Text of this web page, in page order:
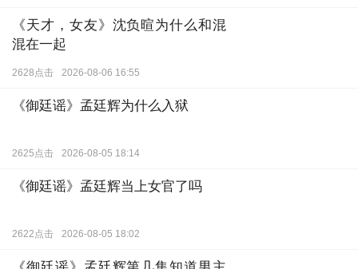
《天才，女友》沈负暄为什么和混
2628点击 2026-08-06 16:55
2625点击 2026-08-05 18:14